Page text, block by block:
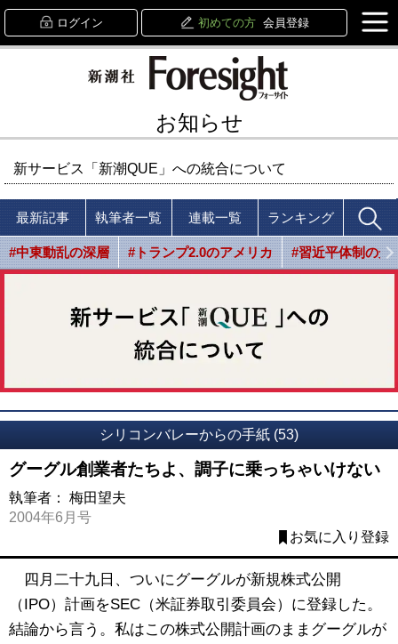
ログイン 初めての方 会員登録
お知らせ
新サービス「新潮QUE」への統合について
最新記事 執筆者一覧 連載一覧 ランキング
#中東動乱の深層 #トランプ2.0のアメリカ #習近平体制の光
シリコンバレーからの手紙 (53)
グーグル創業者たちよ、調子に乗っちゃいけない
執筆者： 梅田望夫
2004年6月号
お気に入り登録
四月二十九日、ついにグーグルが新規株式公開
（IPO）計画をSEC（米証券取引委員会）に登録した。
結論から言う。私はこの株式公開計画のままグーグルが